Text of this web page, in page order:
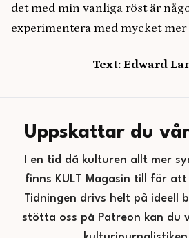
det med min vanliga röst är
experimentera med mycket
Text: Edward
Uppskattar du
I en tid då kulturen allt mer
finns KULT Magasin till för
Tidningen drivs helt på ideell
stötta oss på Patreon kan du